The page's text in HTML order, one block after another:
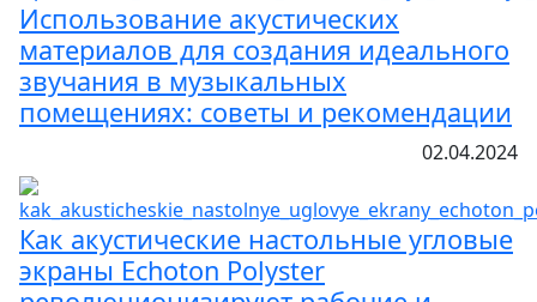
Использование акустических
материалов для создания идеального
звучания в музыкальных
помещениях: советы и рекомендации
02.04.2024
Как акустические настольные угловые
экраны Echoton Polyster